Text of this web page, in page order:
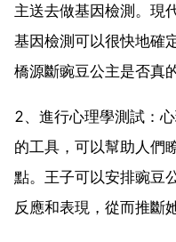
主送去做基因檢測。現
基因檢測可以很快地確
橋源斷豌豆公主是否真
2、進行心理學測試：
的工具，可以幫助人們
點。王子可以安排豌豆
反應和表現，從而推斷